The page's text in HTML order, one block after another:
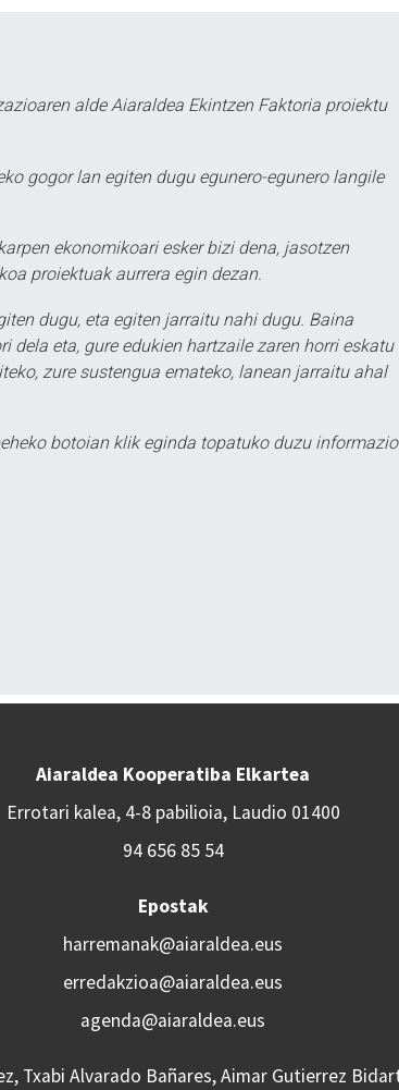
alde Aiaraldea Ekintzen Faktoria proiektu
gogor lan egiten dugu egunero-egunero langile
ekonomikoari esker bizi dena, jasotzen
proiektuak aurrera egin dezan.
dugu, eta egiten jarraitu nahi dugu. Baina
dela eta, gure edukien hartzaile zaren horri eskatu
zure sustengua emateko, lanean jarraitu ahal
botoian klik eginda topatuko duzu informazio
Aiaraldea Kooperatiba Elkartea
Errotari kalea, 4-8 pabilioia, Laudio 01400
94 656 85 54
Epostak
harremanak@aiaraldea.eus
erredakzioa@aiaraldea.eus
agenda@aiaraldea.eus
Txabi Alvarado Bañares, Aimar Gutierrez